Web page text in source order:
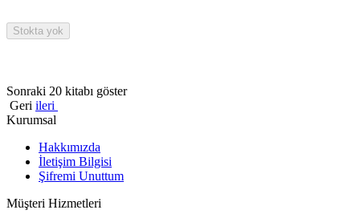
Stokta yok
Sonraki 20 kitabı göster
Geri ileri
Kurumsal
Hakkımızda
İletişim Bilgisi
Şifremi Unuttum
Müşteri Hizmetleri